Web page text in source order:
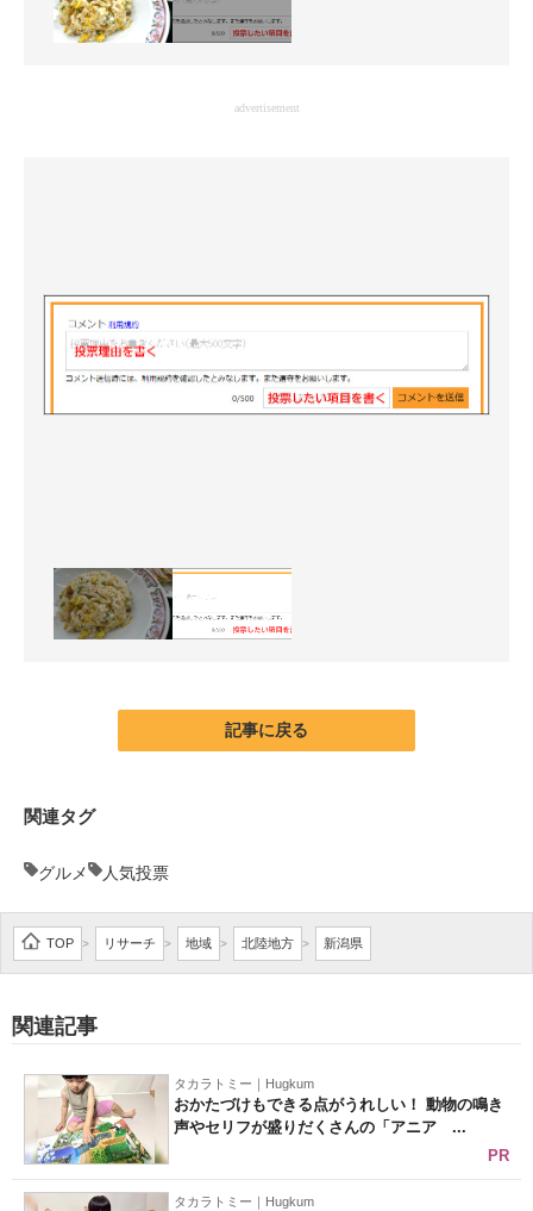
ITエンジニア向け専門サイト
電子設計の基本と応用
エネルギーの専門メディア
advertisement
記事に戻る
関連タグ
グルメ 人気投票
TOP > リサーチ > 地域 > 北陸地方 > 新潟県
関連記事
タカラトミー｜Hugkum
おかたづけもできる点がうれしい！ 動物の鳴き
声やセリフが盛りだくさんの「アニア ...
PR
タカラトミー｜Hugkum